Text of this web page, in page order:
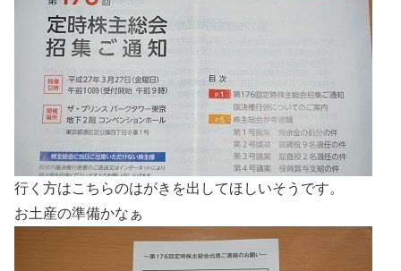
行く方はこちらのはがきを出してほしいそうです。
お土産の準備かなぁ